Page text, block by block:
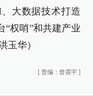
大数据技术打造
“权哨”和共建产业
玉华）
[ 责编：曾震宇 ]